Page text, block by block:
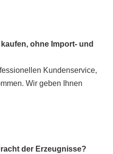
ohne Import- und
Kundenservice,
Wir geben Ihnen
der Erzeugnisse?